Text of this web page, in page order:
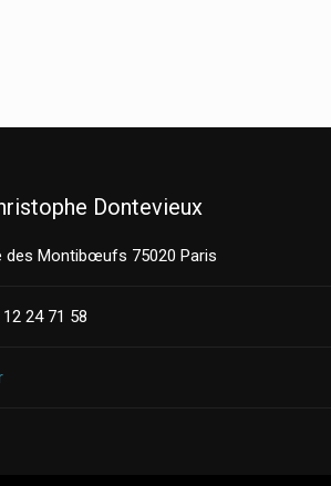
Dontevieux
des Montibœufs 75020 Paris
24 71 58